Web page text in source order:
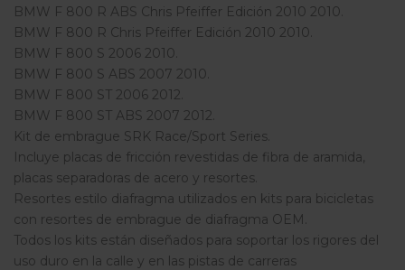
BMW F 800 R ABS Chris Pfeiffer Edición 2010 2010.
BMW F 800 R Chris Pfeiffer Edición 2010 2010.
BMW F 800 S 2006 2010.
BMW F 800 S ABS 2007 2010.
BMW F 800 ST 2006 2012.
BMW F 800 ST ABS 2007 2012.
Kit de embrague SRK Race/Sport Series.
Incluye placas de fricción revestidas de fibra de aramida,
placas separadoras de acero y resortes.
Resortes estilo diafragma utilizados en kits para bicicletas
con resortes de embrague de diafragma OEM.
Todos los kits están diseñados para soportar los rigores del
uso duro en la calle y en las pistas de carreras